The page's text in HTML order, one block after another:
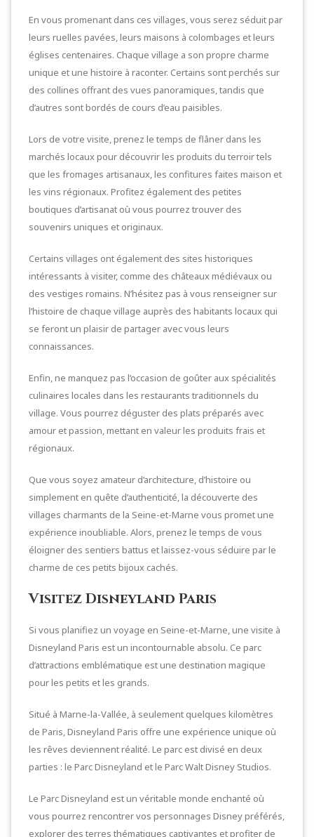
En vous promenant dans ces villages, vous serez séduit par
leurs ruelles pavées, leurs maisons à colombages et leurs
églises centenaires. Chaque village a son propre charme
unique et une histoire à raconter. Certains sont perchés sur
des collines offrant des vues panoramiques, tandis que
d’autres sont bordés de cours d’eau paisibles.
Lors de votre visite, prenez le temps de flâner dans les
marchés locaux pour découvrir les produits du terroir tels
que les fromages artisanaux, les confitures faites maison et
les vins régionaux. Profitez également des petites
boutiques d’artisanat où vous pourrez trouver des
souvenirs uniques et originaux.
Certains villages ont également des sites historiques
intéressants à visiter, comme des châteaux médiévaux ou
des vestiges romains. N’hésitez pas à vous renseigner sur
l’histoire de chaque village auprès des habitants locaux qui
se feront un plaisir de partager avec vous leurs
connaissances.
Enfin, ne manquez pas l’occasion de goûter aux spécialités
culinaires locales dans les restaurants traditionnels du
village. Vous pourrez déguster des plats préparés avec
amour et passion, mettant en valeur les produits frais et
régionaux.
Que vous soyez amateur d’architecture, d’histoire ou
simplement en quête d’authenticité, la découverte des
villages charmants de la Seine-et-Marne vous promet une
expérience inoubliable. Alors, prenez le temps de vous
éloigner des sentiers battus et laissez-vous séduire par le
charme de ces petits bijoux cachés.
Visitez Disneyland Paris
Si vous planifiez un voyage en Seine-et-Marne, une visite à
Disneyland Paris est un incontournable absolu. Ce parc
d’attractions emblématique est une destination magique
pour les petits et les grands.
Situé à Marne-la-Vallée, à seulement quelques kilomètres
de Paris, Disneyland Paris offre une expérience unique où
les rêves deviennent réalité. Le parc est divisé en deux
parties : le Parc Disneyland et le Parc Walt Disney Studios.
Le Parc Disneyland est un véritable monde enchanté où
vous pourrez rencontrer vos personnages Disney préférés,
explorer des terres thématiques captivantes et profiter de